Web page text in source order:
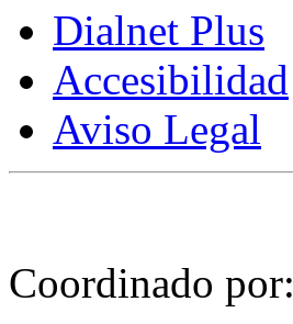
Dialnet Plus
Accesibilidad
Aviso Legal
Coordinado por: